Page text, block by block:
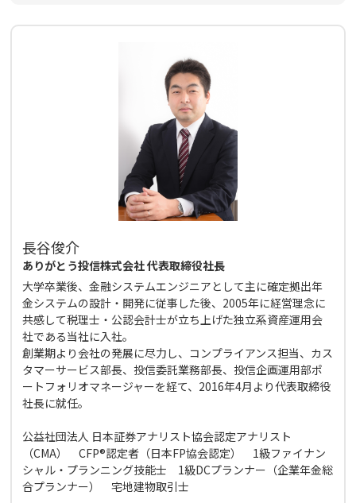
長谷俊介
ありがとう投信株式会社 代表取締役社長
大学卒業後、金融システムエンジニアとして主に確定拠出年
金システムの設計・開発に従事した後、2005年に経営理念に
共感して税理士・公認会計士が立ち上げた独立系資産運用会
社である当社に入社。
創業期より会社の発展に尽力し、コンプライアンス担当、カス
タマーサービス部長、投信委託業務部長、投信企画運用部ポ
ートフォリオマネージャーを経て、2016年4月より代表取締役
社長に就任。
公益社団法人 日本証券アナリスト協会認定アナリスト
（CMA） CFP®認定者（日本FP協会認定） 1級ファイナン
シャル・プランニング技能士 1級DCプランナー（企業年金総
合プランナー） 宅地建物取引士